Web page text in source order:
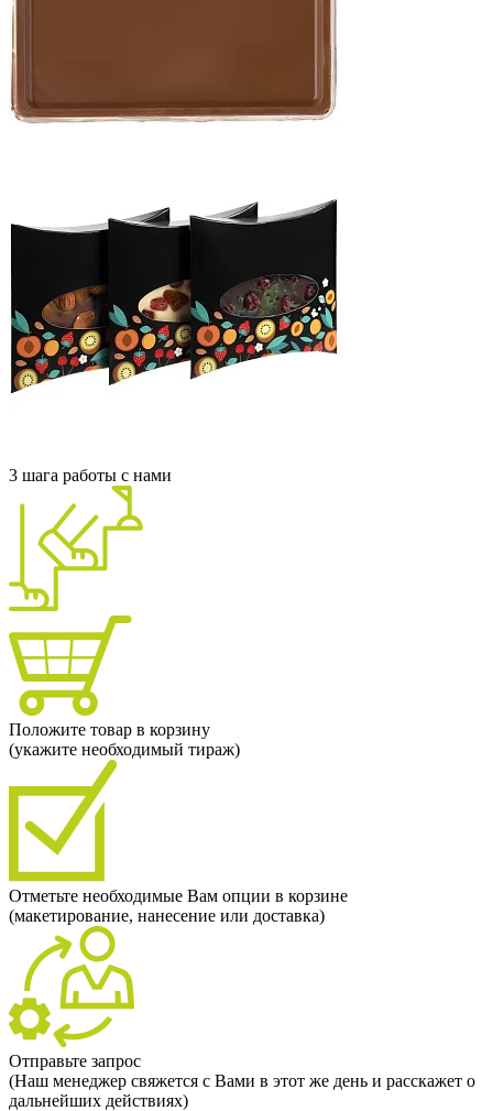
3 шага работы с нами
Положите товар в корзину
(укажите необходимый тираж)
Отметьте необходимые Вам опции в корзине
(макетирование, нанесение или доставка)
Отправьте запрос
(Наш менеджер свяжется с Вами в этот же день и расскажет о
дальнейших действиях)